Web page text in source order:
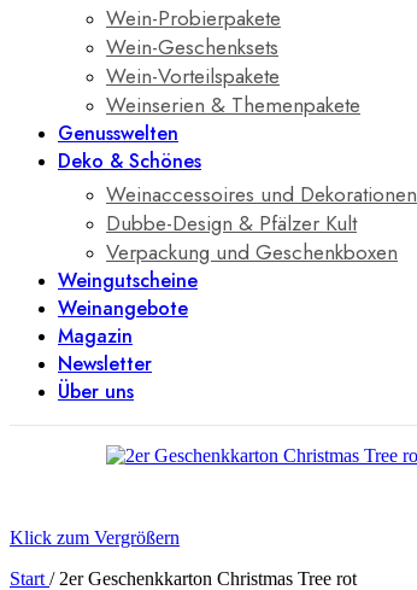
Wein-Probierpakete
Wein-Geschenksets
Wein-Vorteilspakete
Weinserien & Themenpakete
Genusswelten
Deko & Schönes
Weinaccessoires und Dekorationen
Dubbe-Design & Pfälzer Kult
Verpackung und Geschenkboxen
Weingutscheine
Weinangebote
Magazin
Newsletter
Über uns
Klick zum Vergrößern
Start / 2er Geschenkkarton Christmas Tree rot